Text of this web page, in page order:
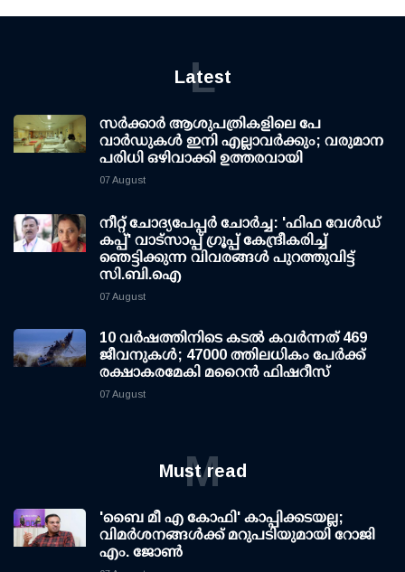
Latest
L
സര്‍ക്കാര്‍ ആശുപത്രികളിലെ പേ
വാര്‍ഡുകള്‍ ഇനി എല്ലാവര്‍ക്കും; വരുമാന
പരിധി ഒഴിവാക്കി ഉത്തരവായി
07 August
നീറ്റ് ചോദ്യപേപ്പര്‍ ചോര്‍ച്ച: 'ഫിഫ വേള്‍ഡ്
കപ്പ്' വാട്സാപ്പ് ഗ്രൂപ്പ് കേന്ദ്രീകരിച്ച്
ഞെട്ടിക്കുന്ന വിവരങ്ങള്‍ പുറത്തുവിട്ട്
സി.ബി.ഐ
07 August
10 വര്‍ഷത്തിനിടെ കടല്‍ കവര്‍ന്നത് 469
ജീവനുകള്‍; 47000 ത്തിലധികം പേര്‍ക്ക്
രക്ഷാകരമേകി മറൈന്‍ ഫിഷറീസ്
07 August
Must read
M
'ബൈ മീ എ കോഫി' കാപ്പിക്കടയല്ല;
വിമര്‍ശനങ്ങള്‍ക്ക് മറുപടിയുമായി റോജി
എം. ജോണ്‍